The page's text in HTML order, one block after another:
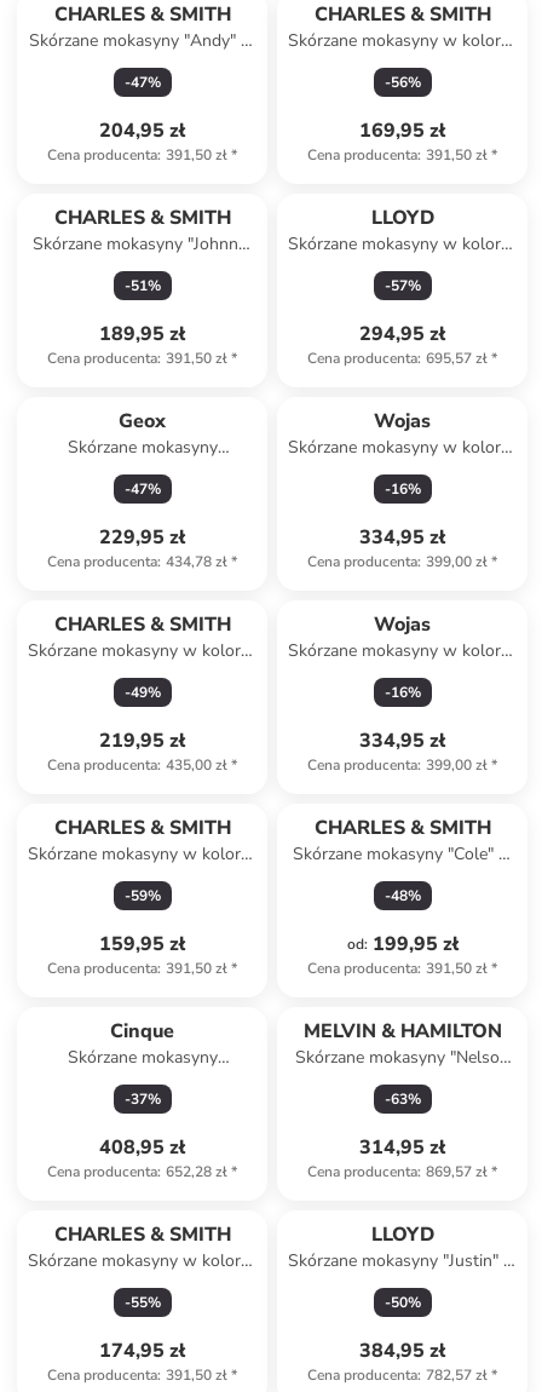
CHARLES & SMITH
Skórzane mokasyny "Andy" w
kolorze czarnym
-47%
204,95 zł
Cena producenta: 391,50 zł*
CHARLES & SMITH
Skórzane mokasyny w kolorze
niebieskim
-56%
169,95 zł
Cena producenta: 391,50 zł*
CHARLES & SMITH
Skórzane mokasyny "Johnny"
w kolorze khaki
-51%
189,95 zł
Cena producenta: 391,50 zł*
LLOYD
Skórzane mokasyny w kolorze
szarym
-57%
294,95 zł
Cena producenta: 695,57 zł*
Geox
Skórzane mokasyny
"Massimiano" w kolorze
brązowym
-47%
229,95 zł
Cena producenta: 434,78 zł*
Wojas
Skórzane mokasyny w kolorze
jasnobrązowym
-16%
334,95 zł
Cena producenta: 399,00 zł*
CHARLES & SMITH
Skórzane mokasyny w kolorze
czarnym
-49%
219,95 zł
Cena producenta: 435,00 zł*
Wojas
Skórzane mokasyny w kolorze
brązowym
-16%
334,95 zł
Cena producenta: 399,00 zł*
CHARLES & SMITH
Skórzane mokasyny w kolorze
jasnoróżowym
-59%
159,95 zł
Cena producenta: 391,50 zł*
CHARLES & SMITH
Skórzane mokasyny "Cole" w
kolorze jasnobrązowym
-48%
od: 199,95 zł
Cena producenta: 391,50 zł*
Cinque
Skórzane mokasyny
"Leonardo" w kolorze czarnym
-37%
408,95 zł
Cena producenta: 652,28 zł*
MELVIN & HAMILTON
Skórzane mokasyny "Nelson
21" w kolorze niebieskim
-63%
314,95 zł
Cena producenta: 869,57 zł*
CHARLES & SMITH
Skórzane mokasyny w kolorze
granatowym
-55%
174,95 zł
Cena producenta: 391,50 zł*
LLOYD
Skórzane mokasyny "Justin" w
kolorze szarobrązowym
-50%
384,95 zł
Cena producenta: 782,57 zł*